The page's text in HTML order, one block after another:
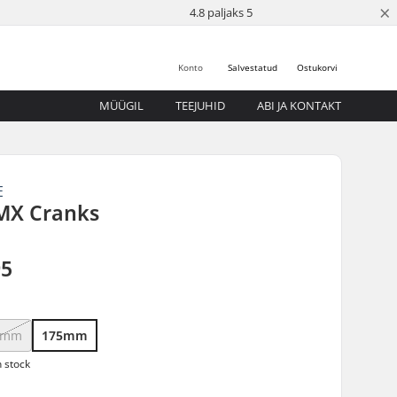
4.8 paljaks 5 ×
Ostukorvi
Salvestatud
Konto
MÜÜGIL TEEJUHID ABI JA KONTAKT
Cranks
175mm
stock